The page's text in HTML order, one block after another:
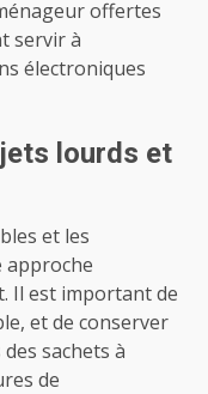
offertes
servir à
électroniques
lourds et
et les
approche
Il est important de
et de conserver
sachets à
de